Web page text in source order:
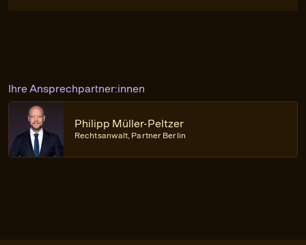
Ihre Ansprechpartner:innen
Philipp Müller-Peltzer
Rechtsanwalt, Partner Berlin